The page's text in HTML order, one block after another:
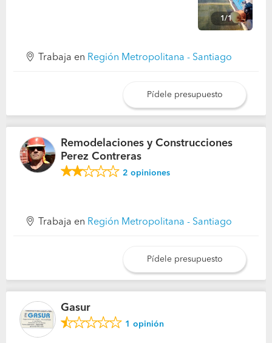
1/1
Trabaja en Región Metropolitana - Santiago
Pídele presupuesto
Remodelaciones y Construcciones
Perez Contreras
2 opiniones
Trabaja en Región Metropolitana - Santiago
Pídele presupuesto
Gasur
1 opinión